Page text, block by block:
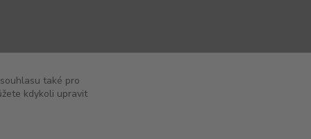
také pro
kdykoli upravit